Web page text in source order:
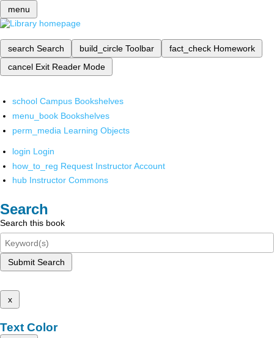
menu
search Search build_circle Toolbar fact_check Homework
cancel Exit Reader Mode
school Campus Bookshelves
menu_book Bookshelves
perm_media Learning Objects
login Login
how_to_reg Request Instructor Account
hub Instructor Commons
Search
Search this book
Submit Search
x
Text Color